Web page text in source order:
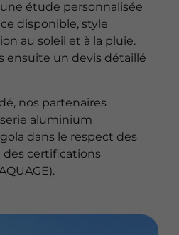
étude personnalisée
disponible, style
au soleil et à la pluie.
ensuite un devis détaillé
nos partenaires
aluminium
dans le respect des
certifications